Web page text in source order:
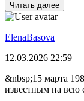
Читать далее
ElenaBasova
12.03.2026 22:59
&nbsp;15 марта
известным на всю